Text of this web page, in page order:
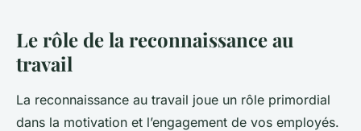
Le rôle de la reconnaissance au
travail
La reconnaissance au travail joue un rôle primordial
dans la motivation et l’engagement de vos employés.